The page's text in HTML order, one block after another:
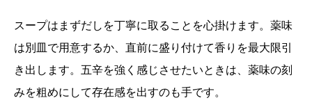
スープはまずだしを丁寧に取ることを心掛けます。薬味
は別皿で用意するか、直前に盛り付けて香りを最大限引
き出します。五辛を強く感じさせたいときは、薬味の刻
みを粗めにして存在感を出すのも手です。